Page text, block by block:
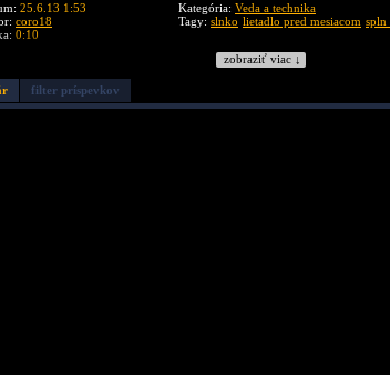
25.6.13 1:53
coro18
0:10
Kategória: Veda a technika
Tagy: slnko lietadlo pred mesiacom spln
zobraziť viac ↓
filter príspevkov